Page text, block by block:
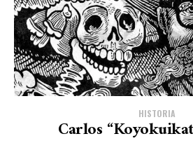
HISTORIA
Carlos